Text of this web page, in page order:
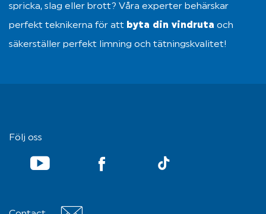
spricka, slag eller brott? Våra experter behärskar
perfekt teknikerna för att byta din vindruta och
säkerställer perfekt limning och tätningskvalitet!
Följ oss
YouTube